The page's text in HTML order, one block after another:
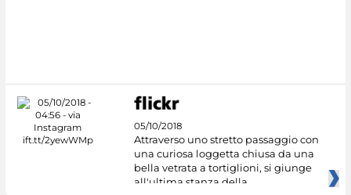
05/10/2018
Attraverso uno stretto passaggio con
una curiosa loggetta chiusa da una
bella vetrata a tortiglioni, si giunge
all'ultima stanza della